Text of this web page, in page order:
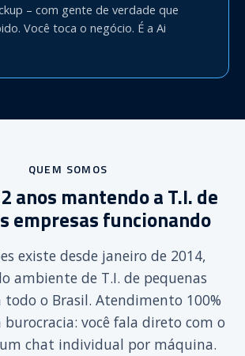
– com gente de verdade que
Você toca o negócio. É a Ai
QUEM SOMOS
anos mantendo a T.I. de
empresas funcionando
existe desde janeiro de 2014,
ambiente de T.I. de pequenas
todo o Brasil. Atendimento 100%
burocracia: você fala direto com o
chat individual por máquina.